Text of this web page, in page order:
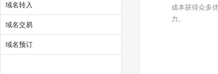
.school
.uno
.autos
域名转入
域名交易
域名预订
成本获得众多
力。